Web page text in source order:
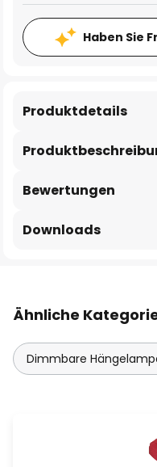
Haben Sie
Produktdetails
Bewertungen
Downloads
Ähnliche
Dimmbare